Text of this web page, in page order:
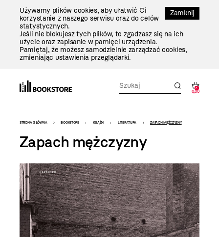
Zamknij
Używamy plików cookies, aby ułatwić Ci
korzystanie z naszego serwisu oraz do celów
statystycznych.
Jeśli nie blokujesz tych plików, to zgadzasz się na ich
użycie oraz zapisanie w pamięci urządzenia.
Pamiętaj, że możesz samodzielnie zarządzać cookies,
zmieniając ustawienia przeglądarki.
0
0,00
Bookstore
-
szablon
szczegóły
STRONA GŁÓWNA BOOKSTORE KSIĄŻKI LITERATURA ZAPACH MĘŻCZYZNY
Zapach mężczyzny